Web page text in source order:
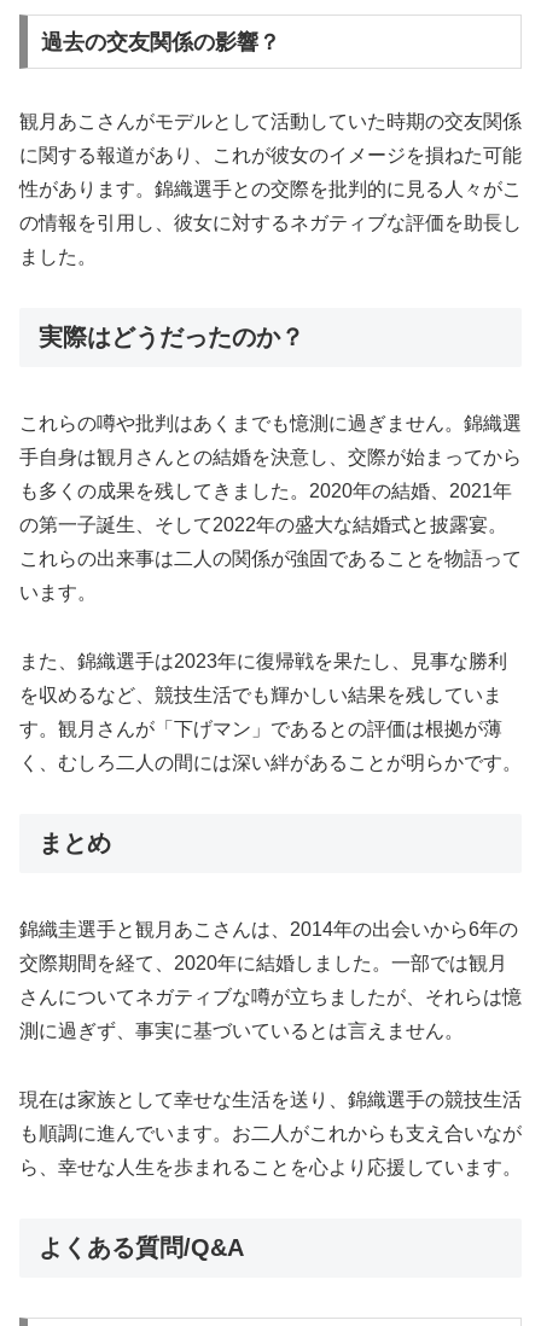
過去の交友関係の影響？
観月あこさんがモデルとして活動していた時期の交友関係
に関する報道があり、これが彼女のイメージを損ねた可能
性があります。錦織選手との交際を批判的に見る人々がこ
の情報を引用し、彼女に対するネガティブな評価を助長し
ました。
実際はどうだったのか？
これらの噂や批判はあくまでも憶測に過ぎません。錦織選
手自身は観月さんとの結婚を決意し、交際が始まってから
も多くの成果を残してきました。2020年の結婚、2021年
の第一子誕生、そして2022年の盛大な結婚式と披露宴。
これらの出来事は二人の関係が強固であることを物語って
います。
また、錦織選手は2023年に復帰戦を果たし、見事な勝利
を収めるなど、競技生活でも輝かしい結果を残していま
す。観月さんが「下げマン」であるとの評価は根拠が薄
く、むしろ二人の間には深い絆があることが明らかです。
まとめ
錦織圭選手と観月あこさんは、2014年の出会いから6年の
交際期間を経て、2020年に結婚しました。一部では観月
さんについてネガティブな噂が立ちましたが、それらは憶
測に過ぎず、事実に基づいているとは言えません。
現在は家族として幸せな生活を送り、錦織選手の競技生活
も順調に進んでいます。お二人がこれからも支え合いなが
ら、幸せな人生を歩まれることを心より応援しています。
よくある質問/Q&A